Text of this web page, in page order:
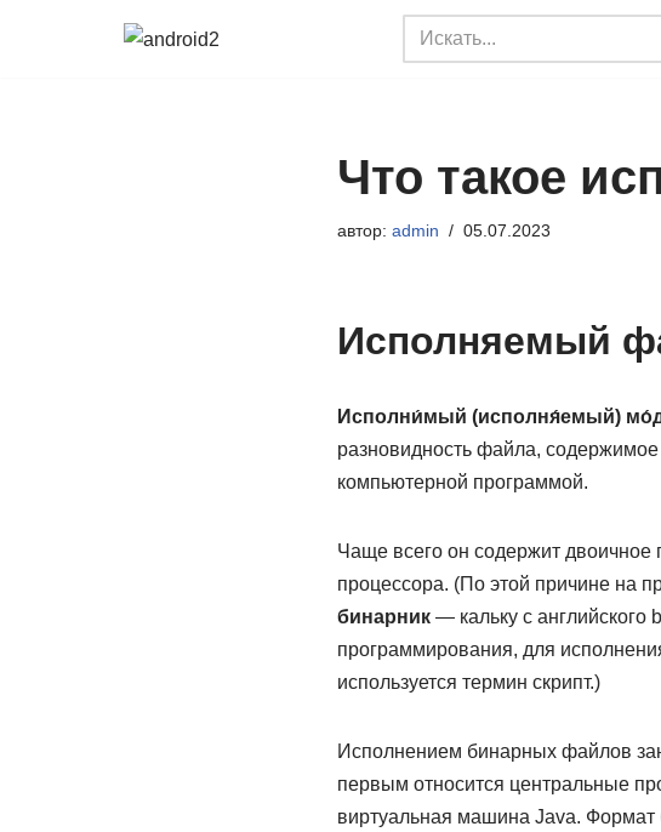
Что такое
автор: admin 05.07.2023
Исполняемый
Исполни́мый (исполня́емый)
разновидность файла, содержимое
компьютерной программой.
Чаще всего он содержит двоичное
процессора. (По этой причине на
бинарник— кальку с английского
программирования, для
используется термин скрипт.)
Исполнением бинарных файлов
первым относится центральные
виртуальная машина Java. Формат